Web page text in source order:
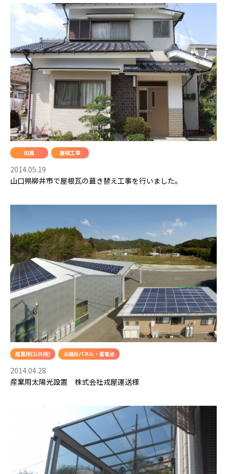
和風 屋根工事
2014.05.19
山口県柳井市で屋根瓦の葺き替え工事を行いました。
産業用(公共用) 太陽光パネル・蓄電池
2014.04.28
産業用太陽光設置 株式会社戎屋運送様